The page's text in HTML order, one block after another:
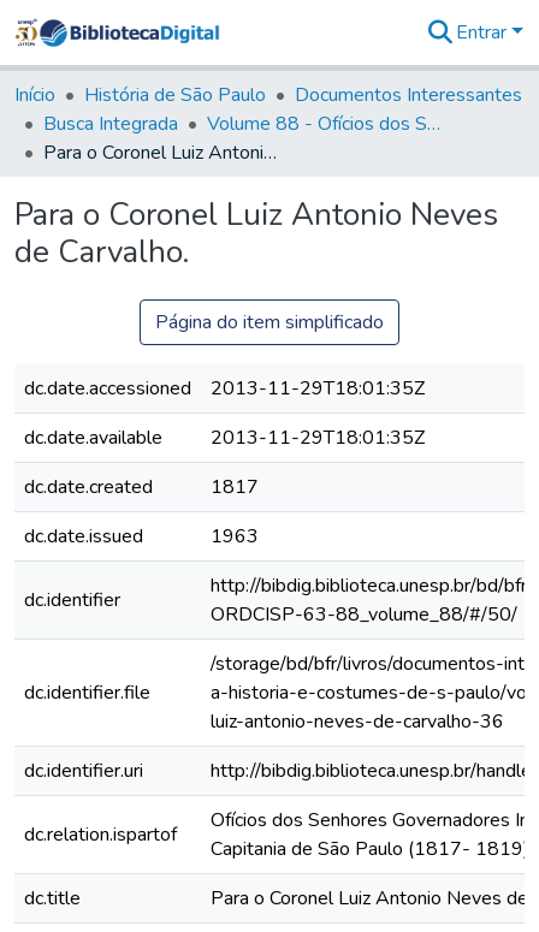
&
Coleções
Tudo na
Biblioteca
Estatísticas
Entrar
Início História de São Paulo
Documentos Interessantes
Busca Integrada
Volume 88 - Ofícios dos Senhores Governadores Interinos da Capitania de São Paulo (1817- 1819)
Para o Coronel Luiz Antonio Neves de Carvalho.
Para o Coronel Luiz Antonio Neves
de Carvalho.
Página do item simplificado
dc.date.accessioned
2013-11-29T18:01:35Z
dc.date.available
2013-11-29T18:01:35Z
dc.date.created
1817
dc.date.issued
1963
dc.identifier
http://bibdig.biblioteca.unesp.br/bd/
ORDCISP-63-88_volume_88/#/50/
dc.identifier.file
/storage/bd/bfr/livros/documentos-
a-historia-e-costumes-de-s-paulo/
luiz-antonio-neves-de-carvalho-36
dc.identifier.uri
http://bibdig.biblioteca.unesp.br/
dc.relation.ispartof
Ofícios dos Senhores Governadores
Capitania de São Paulo (1817- 1819)
dc.title
Para o Coronel Luiz Antonio Neves de